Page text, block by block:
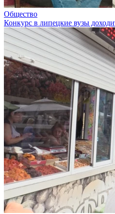
Общество
Конкурс в липецкие вузы